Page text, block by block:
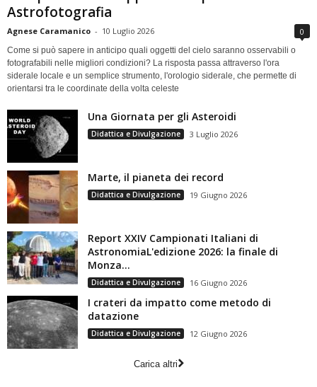
Astrofotografia
Agnese Caramanico - 10 Luglio 2026 0
Come si può sapere in anticipo quali oggetti del cielo saranno osservabili o
fotografabili nelle migliori condizioni? La risposta passa attraverso l'ora
siderale locale e un semplice strumento, l'orologio siderale, che permette di
orientarsi tra le coordinate della volta celeste
Una Giornata per gli Asteroidi
Didattica e Divulgazione 3 Luglio 2026
Marte, il pianeta dei record
Didattica e Divulgazione 19 Giugno 2026
Report XXIV Campionati Italiani di
AstronomiaL'edizione 2026: la finale di
Monza...
Didattica e Divulgazione 16 Giugno 2026
I crateri da impatto come metodo di
datazione
Didattica e Divulgazione 12 Giugno 2026
Carica altri